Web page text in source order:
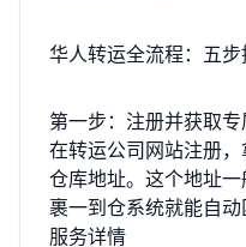
华人转运全流程：五
第一步：注册并获取
在转运公司网站注册
仓库地址。这个地址
裹一到仓系统就能自动
服务详情